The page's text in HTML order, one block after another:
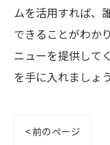
ムを活用すれば、
できることがわか
ニューを提供して
を手に入れましょ
< 前のページ